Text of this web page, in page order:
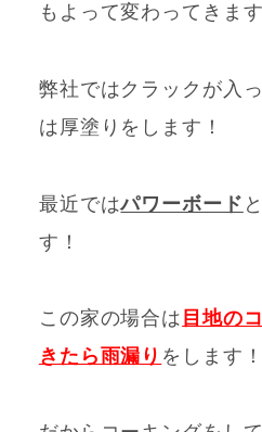
もよって変わってきます
弊社ではクラックが入
は厚塗りをします！
最近ではパワーボード
す！
この家の場合は 目地の
きたら雨漏り をします！